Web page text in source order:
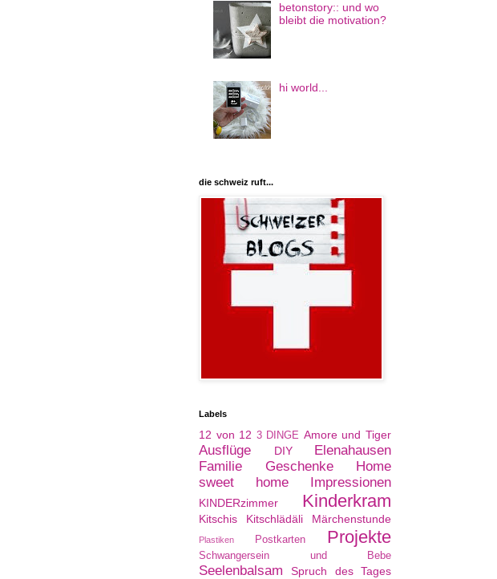
betonstory:: und wo
bleibt die motivation?
hi world...
die schweiz ruft...
Labels
12 von 12 3 DINGE Amore und Tiger
Ausflüge DIY
Elenahausen
Familie
Geschenke
Home
sweet home
Impressionen
KINDERzimmer Kinderkram
Kitschis Kitschlädäli Märchenstunde
Plastiken Postkarten Projekte
Schwangersein und Bebe
Seelenbalsam
Spruch des Tages